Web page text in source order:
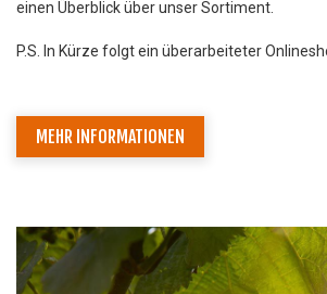
einen Überblick über unser Sortiment.
P.S. In Kürze folgt ein überarbeiteter
MEHR INFORMATIONEN